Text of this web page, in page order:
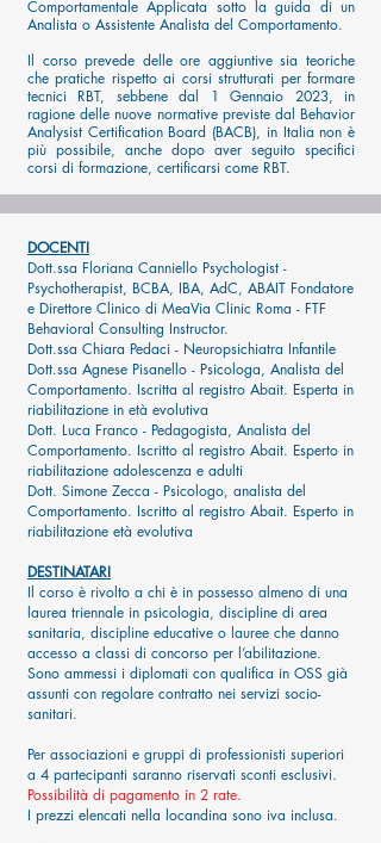
Comportamentale Applicata sotto la guida di un
Analista o Assistente Analista del Comportamento.
Il corso prevede delle ore aggiuntive sia teoriche
che pratiche rispetto ai corsi strutturati per formare
tecnici RBT, sebbene dal 1 Gennaio 2023, in
ragione delle nuove normative previste dal Behavior
Analysist Certification Board (BACB), in Italia non è
più possibile, anche dopo aver seguito specifici
corsi di formazione, certificarsi come RBT.
DOCENTI
Dott.ssa Floriana Canniello Psychologist -
Psychotherapist, BCBA, IBA, AdC, ABAIT Fondatore
e Direttore Clinico di MeaVia Clinic Roma - FTF
Behavioral Consulting Instructor.
Dott.ssa Chiara Pedaci - Neuropsichiatra Infantile
Dott.ssa Agnese Pisanello - Psicologa, Analista del
Comportamento. Iscritta al registro Abait. Esperta in
riabilitazione in età evolutiva
Dott. Luca Franco - Pedagogista, Analista del
Comportamento. Iscritto al registro Abait. Esperto in
riabilitazione adolescenza e adulti
Dott. Simone Zecca - Psicologo, analista del
Comportamento. Iscritto al registro Abait. Esperto in
riabilitazione età evolutiva
DESTINATARI
Il corso è rivolto a chi è in possesso almeno di una
laurea triennale in psicologia, discipline di area
sanitaria, discipline educative o lauree che danno
accesso a classi di concorso per l’abilitazione.
Sono ammessi i diplomati con qualifica in OSS già
assunti con regolare contratto nei servizi socio-
sanitari.
Per associazioni e gruppi di professionisti superiori
a 4 partecipanti saranno riservati sconti esclusivi.
Possibilità di pagamento in 2 rate.
I prezzi elencati nella locandina sono iva inclusa.